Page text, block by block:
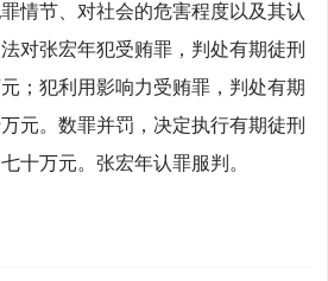
情节、对社会的危害程度以及其认
对张宏年犯受贿罪，判处有期徒刑
；犯利用影响力受贿罪，判处有期
元。数罪并罚，决定执行有期徒刑
十万元。张宏年认罪服判。